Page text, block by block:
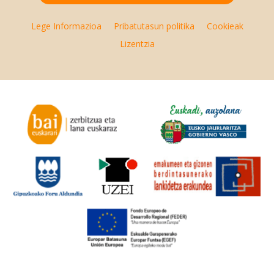
Lege Informazioa Pribatutasun politika
Cookieak
Lizentzia